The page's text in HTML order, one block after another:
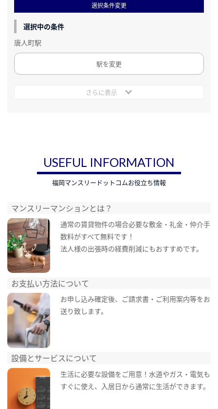
選択条件変更
選択中の条件
唐人町駅
駅を変更
さらに表示
USEFUL INFORMATION
福岡マンスリードットコムお役立ち情報
マンスリーマンションとは？
通常の賃貸物件の場合必要な敷金・礼金・仲介手
数料がすべて無料です！
法人様の出張時の経費削減にもおすすめです。
お支払い方法について
お申し込み確定後、ご請求書・ご利用案内等をお
送り致します。
設備とサービスについて
生活に必要な設備をご用意！水道やガス・電気も
すぐに使え、入居日から通常に生活ができます。